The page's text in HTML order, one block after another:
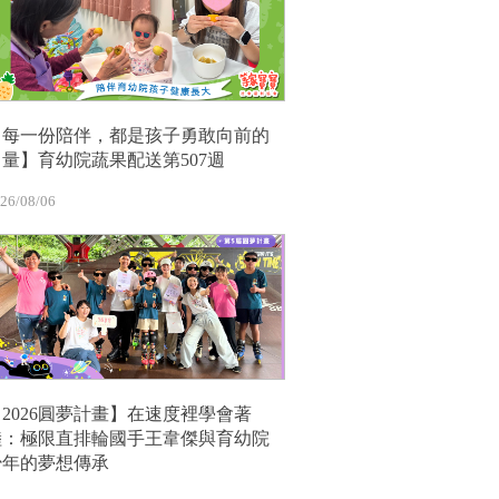
一份陪伴，都是孩子勇敢向前的
】育幼院蔬果配送第507週
08/06
圓夢計畫】在速度裡學會著
極限直排輪國手王韋傑與育幼院
的夢想傳承